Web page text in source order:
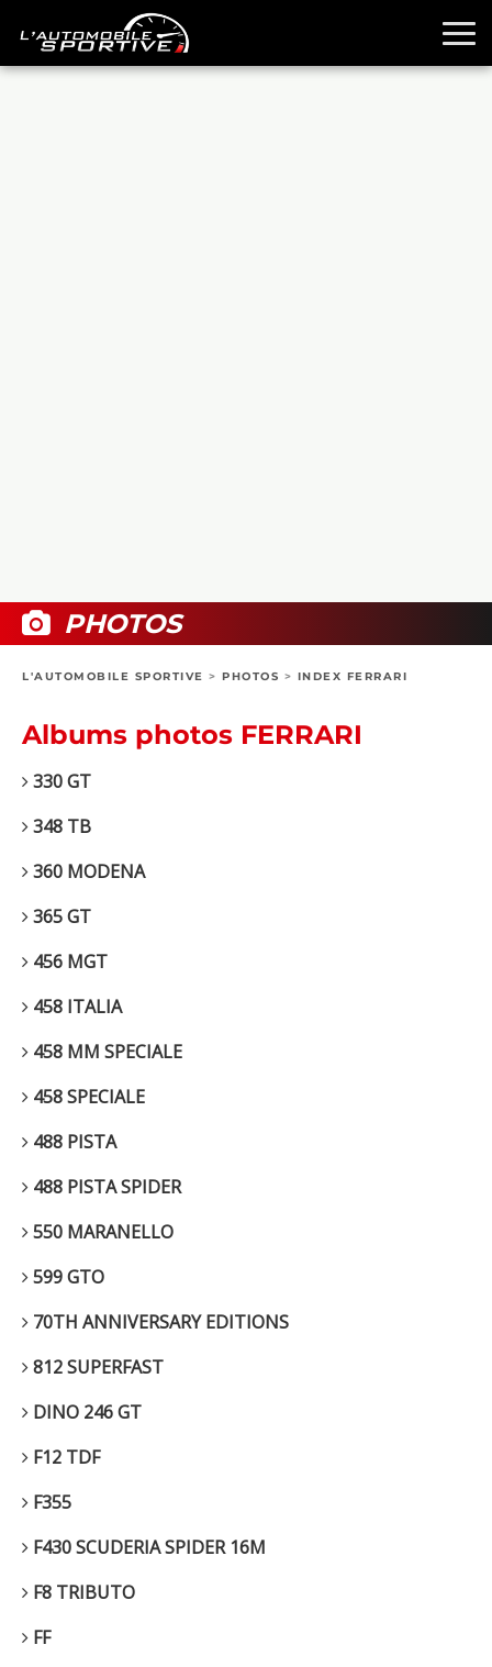
BOUTIQUE
PHOTOS
L'AUTOMOBILE SPORTIVE > PHOTOS > INDEX FERRARI
Albums photos FERRARI
330 GT
348 TB
360 MODENA
365 GT
456 MGT
458 ITALIA
458 MM SPECIALE
458 SPECIALE
488 PISTA
488 PISTA SPIDER
550 MARANELLO
599 GTO
70TH ANNIVERSARY EDITIONS
812 SUPERFAST
DINO 246 GT
F12 TDF
F355
F430 SCUDERIA SPIDER 16M
F8 TRIBUTO
FF